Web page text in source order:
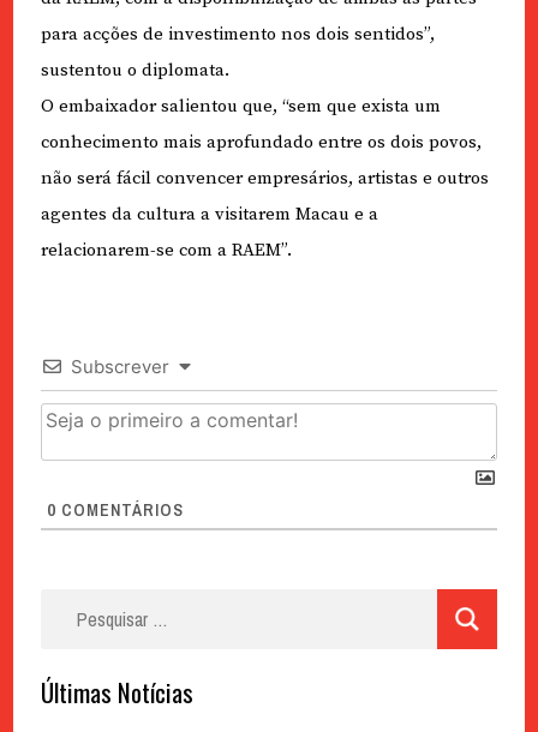
para acções de investimento nos dois sentidos”,
sustentou o diplomata.
O embaixador salientou que, “sem que exista um
conhecimento mais aprofundado entre os dois povos,
não será fácil convencer empresários, artistas e outros
agentes da cultura a visitarem Macau e a
relacionarem-se com a RAEM”.
Subscrever
0 COMENTÁRIOS
Últimas Notícias